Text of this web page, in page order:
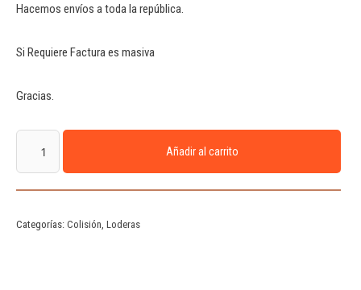
Hacemos envíos a toda la república.
Si Requiere Factura es masiva
Gracias.
Añadir al carrito
Categorías: Colisión Loderas